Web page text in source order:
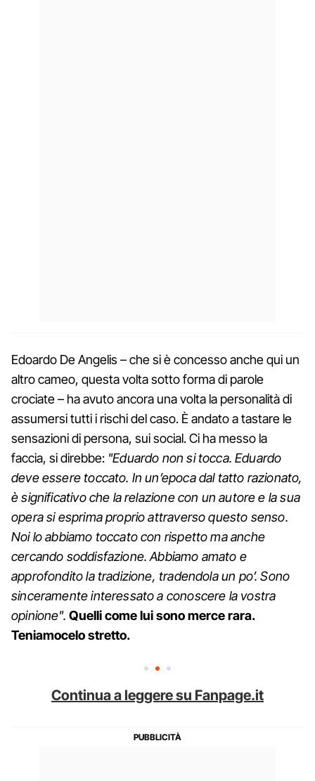
Edoardo De Angelis – che si è concesso anche qui un
altro cameo, questa volta sotto forma di parole
crociate – ha avuto ancora una volta la personalità di
assumersi tutti i rischi del caso. È andato a tastare le
sensazioni di persona, sui social. Ci ha messo la
faccia, si direbbe: "Eduardo non si tocca. Eduardo
deve essere toccato. In un’epoca dal tatto razionato,
è significativo che la relazione con un autore e la sua
opera si esprima proprio attraverso questo senso.
Noi lo abbiamo toccato con rispetto ma anche
cercando soddisfazione. Abbiamo amato e
approfondito la tradizione, tradendola un po’. Sono
sinceramente interessato a conoscere la vostra
opinione". Quelli come lui sono merce rara.
Teniamocelo stretto.
Continua a leggere su Fanpage.it